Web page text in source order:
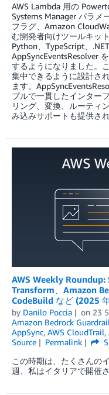
AWS Lambda 用の
Systems Manager パラメ
フラグ、Amazon
む開発者向けツールキッ
Python、TypeScript、
AppSyncEventsResolver
するようになりました。
集中できるように設計さ
ます。
プルで一貫したインター
リング、変換、ルーティ
み込みサポートも提供され
AWS Weekly Roundup:
Transform、Amazon
CodeBuild など (2025
by Danilo Poccia on 23
Amazon Bedrock
AppSync, AWS CloudTrail,
Source
Permalink
この時期は、たくさんの
週、私はイタリアで開催